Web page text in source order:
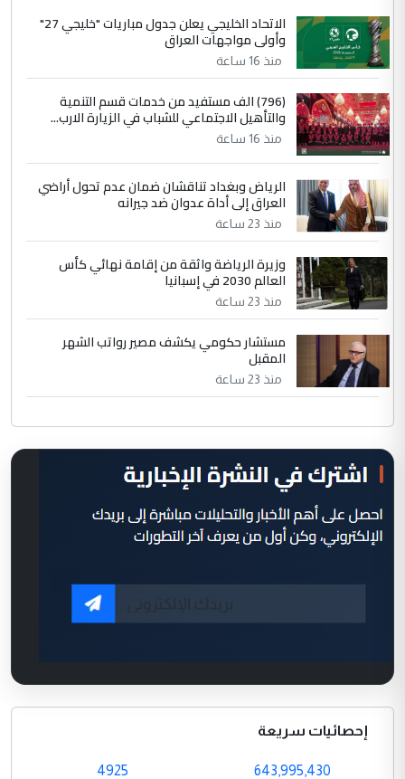
الاتحاد الخليجي يعلن جدول مباريات "خليجي 27"
وأولى مواجهات العراق
منذ 16 ساعة
(796) الف مستفيد من خدمات قسم التنمية
والتأهيل الاجتماعي للشباب في الزيارة الارب...
منذ 16 ساعة
الرياض وبغداد تناقشان ضمان عدم تحول أراضي
العراق إلى أداة عدوان ضد جيرانه
منذ 23 ساعة
وزيرة الرياضة واثقة من إقامة نهائي كأس
العالم 2030 في إسبانيا
منذ 23 ساعة
مستشار حكومي يكشف مصير رواتب الشهر
المقبل
منذ 23 ساعة
إحصائيات سريعة
643,995,430
4925